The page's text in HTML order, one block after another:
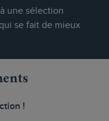
une sélection
se fait de mieux
!